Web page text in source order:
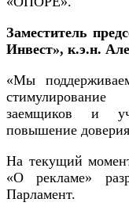
Заместитель
Инвест», к.э.н.
«Мы
заемщиков и
повышение
На текущий
«О рекламе»
Парламент.